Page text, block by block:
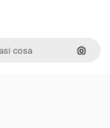
Cerca